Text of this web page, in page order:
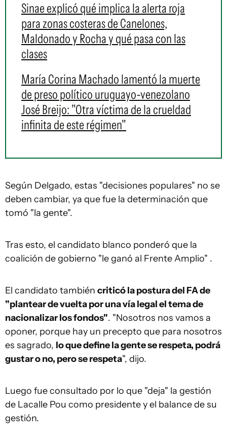
Sinae explicó qué implica la alerta roja
para zonas costeras de Canelones,
Maldonado y Rocha y qué pasa con las
clases
María Corina Machado lamentó la muerte
de preso político uruguayo-venezolano
José Breijo: "Otra víctima de la crueldad
infinita de este régimen"
Según Delgado, estas "decisiones populares" no se
deben cambiar, ya que fue la determinación que
tomó "la gente".
Tras esto, el candidato blanco ponderó que la
coalición de gobierno "le ganó al Frente Amplio" .
El candidato también criticó la postura del FA de
"plantear de vuelta por una vía legal el tema de
nacionalizar los fondos". "Nosotros nos vamos a
oponer, porque hay un precepto que para nosotros
es sagrado, lo que define la gente se respeta, podrá
gustar o no, pero se respeta", dijo.
Luego fue consultado por lo que "deja" la gestión
de Lacalle Pou como presidente y el balance de su
gestión.